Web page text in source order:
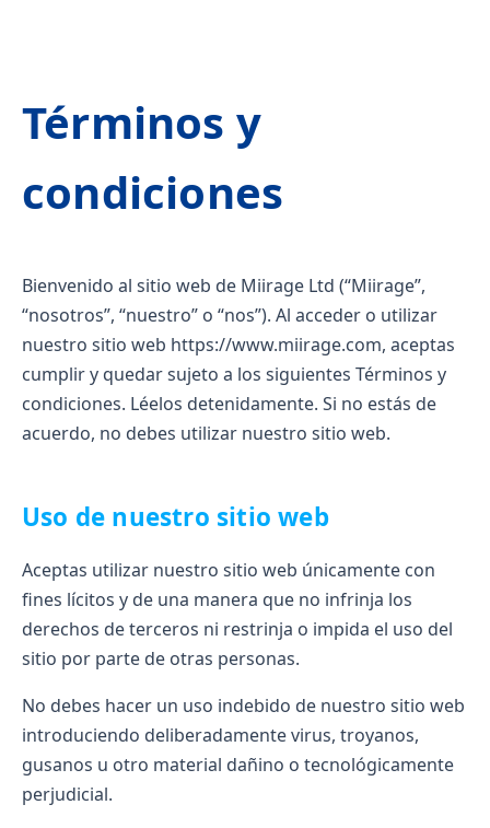
Términos y
condiciones
Bienvenido al sitio web de Miirage Ltd (“Miirage”,
“nosotros”, “nuestro” o “nos”). Al acceder o utilizar
nuestro sitio web https://www.miirage.com, aceptas
cumplir y quedar sujeto a los siguientes Términos y
condiciones. Léelos detenidamente. Si no estás de
acuerdo, no debes utilizar nuestro sitio web.
Uso de nuestro sitio web
Aceptas utilizar nuestro sitio web únicamente con
fines lícitos y de una manera que no infrinja los
derechos de terceros ni restrinja o impida el uso del
sitio por parte de otras personas.
No debes hacer un uso indebido de nuestro sitio web
introduciendo deliberadamente virus, troyanos,
gusanos u otro material dañino o tecnológicamente
perjudicial.